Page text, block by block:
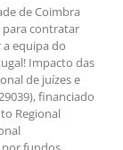
de Coimbra
para contratar
equipa do
Impacto das
de juízes e
financiado
Regional